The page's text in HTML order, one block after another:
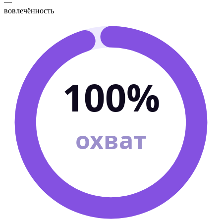
вовлечённость
100%
охват